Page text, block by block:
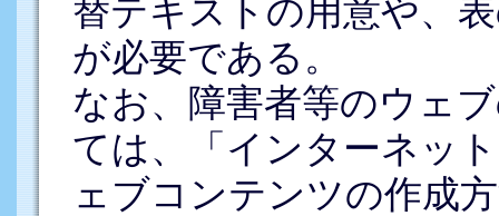
替テキストの用意や、
が必要である。
なお、障害者等のウェ
ては、「インターネッ
ェブコンテンツの作成